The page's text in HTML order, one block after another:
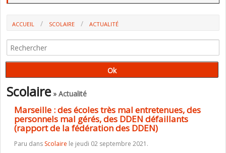
ACCUEIL SCOLAIRE
ACTUALITÉ
MAL GÉRÉS, DES DDEN DÉFAILLANTS (RAPPORT DE LA FÉDÉRATION DES
DDEN)
Scolaire» Actualité
Marseille : des écoles très mal entretenues, des
personnels mal gérés, des DDEN défaillants
(rapport de la fédération des DDEN)
Paru dans Scolaire le jeudi 02 septembre 2021.